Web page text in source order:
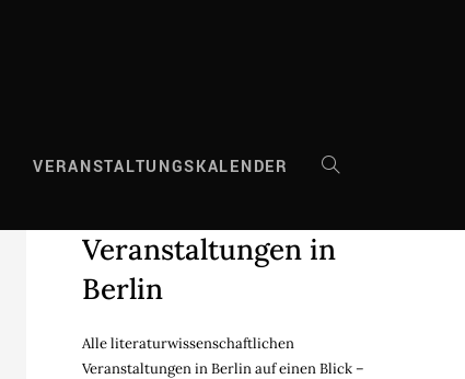
VERANSTALTUNGSKALENDER WEBSITE-
SUCHE
Veranstaltungen in
Berlin
Alle literaturwissenschaftlichen
Veranstaltungen in Berlin auf einen Blick –